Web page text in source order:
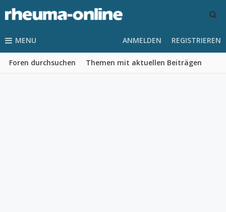
MENU
Foren durchsuchen Themen mit aktuellen Beiträgen
ANMELDEN REGISTRIEREN